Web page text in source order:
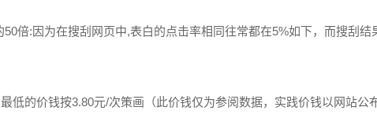
倍:因为在搜刮网页中,表白的点击率相同往常都在5%如下，而搜刮结
低的价钱按3.80元/次策画（此价钱仅为参阅数据，实践价钱以网站公